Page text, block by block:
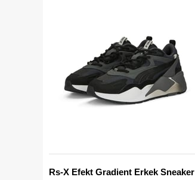
Rs-X Efekt Gradient Erkek Sneaker